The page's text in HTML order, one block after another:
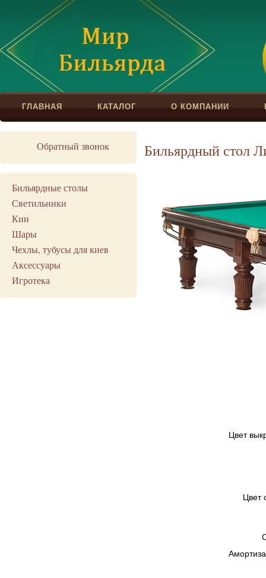
ГЛАВНАЯ КАТАЛОГ О КОМПАНИИ
Обратный звонок
Бильярдные столы
Светильники
Кии
Шары
Чехлы, тубусы для киев
Аксессуары
Игротека
Бильярдный стол
Цвет
Цвет